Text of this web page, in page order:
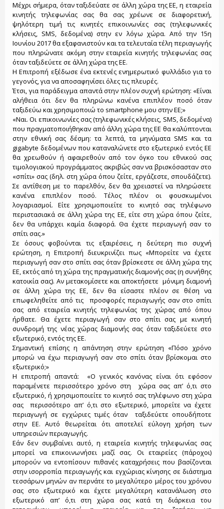
Μέχρι σήμερα, όταν ταξιδεύατε σε άλλη χώρα της ΕΕ, η εταιρεία
κινητής τηλεφωνίας σας θα σας χρέωνε σε διαφορετική,
ψηλότερη τιμή τις κινητές επικοινωνίες σας (τηλεφωνικές
κλήσεις, SMS, δεδομένα) στην εν λόγω χώρα. Από την 15η
Ιουνίου 2017 θα εξαφανιστούν και τα τελευταία τέλη περιαγωγής
που πληρώνατε ακόμη στην εταιρεία κινητής τηλεφωνίας σας
όταν ταξιδεύετε σε άλλη χώρα της ΕΕ.
Η Επιτροπή εξέδωσε ένα εκτενές ενημερωτικό φυλλάδιο για το
γεγονός, για να αποσαφηνίσει όλες τις πλευρές.
Έτσι, για παράδειγμα απαντά στην πλέον συχνή ερώτηση: «Είναι
αλήθεια ότι δεν θα πληρώνω κανένα επιπλέον ποσό όταν
ταξιδεύω και χρησιμοποιώ το smartphone μου στην ΕΕ;»
«Ναι. Οι επικοινωνίες σας (τηλεφωνικές κλήσεις, SMS, δεδομένα)
που πραγματοποιήθηκαν από άλλη χώρα της ΕΕ θα καλύπτονται
στην εθνική σας δέσμη: τα λεπτά, τα μηνύματα SMS και τα
gigabyte δεδομένων που καταναλώνετε στο εξωτερικό εντός ΕΕ
θα χρεωθούν ή αφαιρεθούν από τον όγκο του εθνικού σας
τιμολογιακού προγράμματος ακριβώς σαν να βρισκόσασταν στο
«σπίτι» σας (δηλ. στη χώρα όπου ζείτε, εργάζεστε, σπουδάζετε).
Σε αντίθεση με το παρελθόν, δεν θα χρειαστεί να πληρώσετε
κανένα επιπλέον ποσό. Τέλος πλέον οι φουσκωμένοι
λογαριασμοί. Είτε χρησιμοποιείτε το κινητό σας τηλέφωνο
περιστασιακά σε άλλη χώρα της ΕΕ, είτε στη χώρα όπου ζείτε,
δεν θα υπάρχει καμία διαφορά. Θα έχετε περιαγωγή σαν το
σπίτι σας.»
Σε όσους φοβούνται τις εξαιρέσεις, η δεύτερη πιο συχνή
ερώτηση, η Επιτροπή διευκρινίζει πως «Μπορείτε να έχετε
περιαγωγή σαν στο σπίτι σας όταν βρίσκεστε σε άλλη χώρα της
ΕΕ, εκτός από τη χώρα της πραγματικής διαμονής σας (η συνήθης
κατοικία σας). Αν μετακομίσετε και αποκτήσετε μόνιμη διαμονή
σε άλλη χώρα της ΕΕ, δεν θα είσαστε πλέον σε θέση να
επωφεληθείτε από τις προσφορές περιαγωγής σαν στο σπίτι
σας από εταιρεία κινητής τηλεφωνίας της χώρας από όπου
ήρθατε. Θα έχετε περιαγωγή σαν στο σπίτι σας με κινητή
συνδρομή της νέας χώρας διαμονής σας όταν ταξιδεύετε στο
εξωτερικό, εντός της ΕΕ.
Σημαντική επίσης η απάντηση στην ερώτηση «Πόσο χρόνο
μπορώ να έχω περιαγωγή σαν στο σπίτι όταν βρίσκομαι στο
εξωτερικό;»
Η επιτροπή απαντά: «Ο γενικός κανόνας είναι ότι εφόσον
παραμένετε περισσότερο χρόνο στη χώρα σας απ’ ό,τι στο
εξωτερικό, ή χρησιμοποιείτε το κινητό σας τηλέφωνο στη χώρα
σας περισσότερο απ’ ό,τι στο εξωτερικό, μπορείτε να έχετε
περιαγωγή σε εγχώριες τιμές όταν ταξιδεύετε οπουδήποτε
στην ΕΕ. Αυτό θεωρείται ότι αποτελεί εύλογη χρήση των
υπηρεσιών περιαγωγής.
Εάν δεν συμβαίνει αυτό, η εταιρεία κινητής τηλεφωνίας σας
μπορεί να επικοινωνήσει μαζί σας. Οι εταιρείες (πάροχοι)
μπορούν να εντοπίσουν πιθανές καταχρήσεις που βασίζονται
στην ισορροπία περιαγωγής και εγχώριας κίνησης σε διάστημα
τεσσάρων μηνών αν περνάτε το μεγαλύτερο μέρος του χρόνου
σας στο εξωτερικό και έχετε μεγαλύτερη κατανάλωση στο
εξωτερικό απ’ ό,τι στη χώρα σας κατά τη διάρκεια του